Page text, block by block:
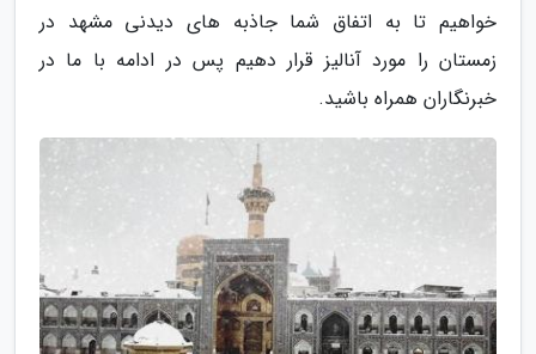
خواهیم تا به اتفاق شما جاذبه های دیدنی مشهد در
زمستان را مورد آنالیز قرار دهیم پس در ادامه با ما در
خبرنگاران همراه باشید.